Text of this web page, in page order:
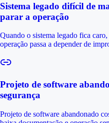
Sistema legado difícil de
parar a operação
Quando o sistema legado fica
operação passa a depender de
Projeto de software
segurança
Projeto de software abandonado